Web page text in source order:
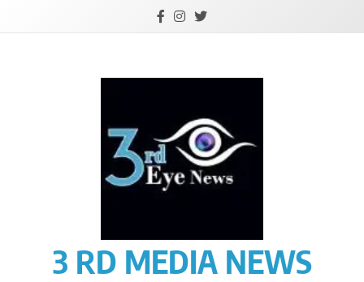
3 RD MEDIA NEWS